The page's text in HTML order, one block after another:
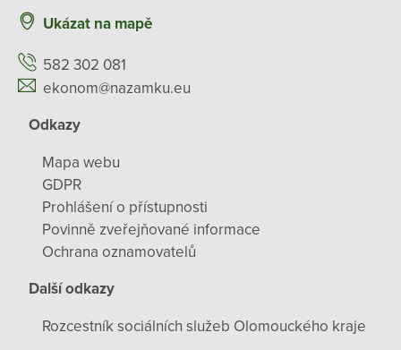
Ukázat na mapě
582 302 081
ekonom@nazamku.eu
Odkazy
Mapa webu
GDPR
Prohlášení o přístupnosti
Povinně zveřejňované informace
Ochrana oznamovatelů
Další odkazy
Rozcestník sociálních služeb Olomouckého kraje